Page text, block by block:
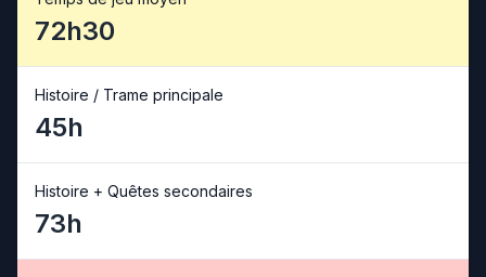
72h30
Histoire / Trame principale
45h
Histoire + Quêtes secondaires
73h